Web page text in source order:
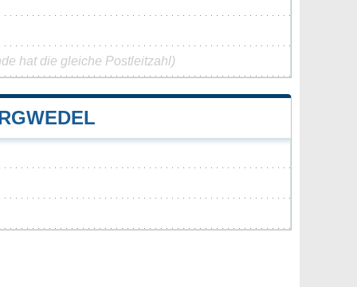
hat die gleiche Postleitzahl)